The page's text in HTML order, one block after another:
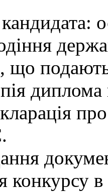
диплома
в